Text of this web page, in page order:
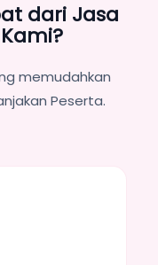
dari Jasa
memudahkan
Peserta.